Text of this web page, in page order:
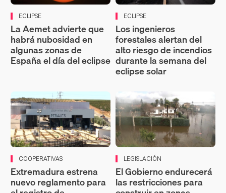
ECLIPSE
La Aemet advierte que
habrá nubosidad en
algunas zonas de
España el día del eclipse
ECLIPSE
Los ingenieros
forestales alertan del
alto riesgo de incendios
durante la semana del
eclipse solar
COOPERATIVAS
Extremadura estrena
nuevo reglamento para
LEGISLACIÓN
El Gobierno endurecerá
las restricciones para